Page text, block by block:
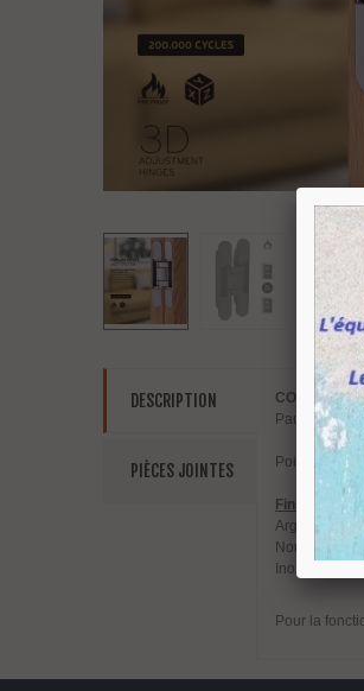
DESCRIPTION
PIÈCES JOINTES
COPLAN
Paumelle
Poids maxi
Finitions :
Argent ou
Nous
Inox brossé,
Pour la